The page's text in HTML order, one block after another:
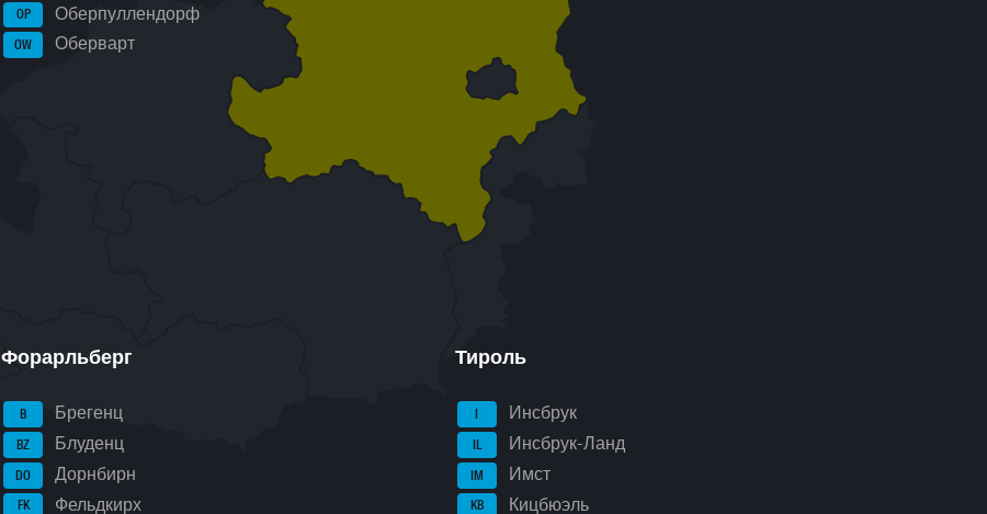
OP Оберпуллендорф
OW Оберварт
Форарльберг
B Брегенц
BZ Блуденц
DO Дорнбирн
FK Фельдкирх
Тироль
I Инсбрук
IL Инсбрук-Ланд
IM Имст
KB Кицбюэль